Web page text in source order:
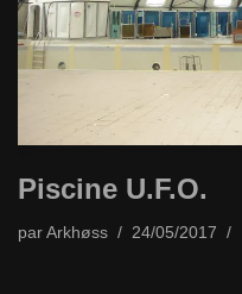
Piscine U.F.O.
par Arkhøss 24/05/2017